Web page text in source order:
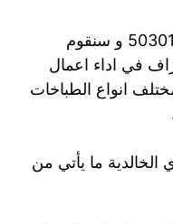
بادر الان الى التواصل معنا 50301080 و سنقوم
في اداء اعمال
انواع الطباخات
ما يأتي من